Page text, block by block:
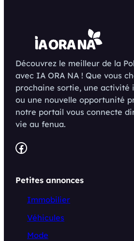
Découvrez le meilleur de la
avec IA ORA NA ! Que vous
prochaine sortie, une activité
ou une nouvelle opportunité
notre portail vous connecte
vie au fenua.
Facebook
Petites annonces
Immobilier
Véhicules
Mode